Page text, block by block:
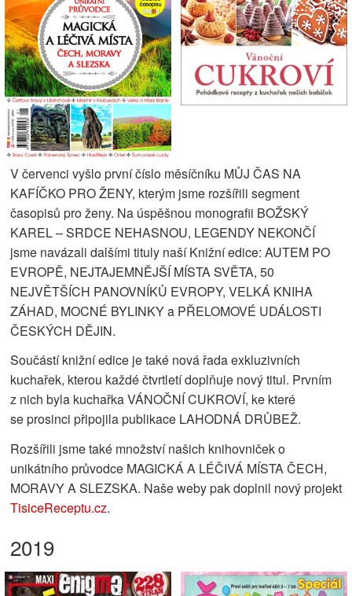
V červenci vyšlo první číslo měsíčníku MŮJ ČAS NA
KAFÍČKO PRO ŽENY, kterým jsme rozšířili segment
časopisů pro ženy. Na úspěšnou monografii BOŽSKÝ
KAREL – SRDCE NEHASNOU, LEGENDY NEKONČÍ
jsme navázali dalšími tituly naší Knižní edice: AUTEM PO
EVROPĚ, NEJTAJEMNĚJŠÍ MÍSTA SVĚTA, 50
NEJVĚTŠÍCH PANOVNÍKŮ EVROPY, VELKÁ KNIHA
ZÁHAD, MOCNÉ BYLINKY a PŘELOMOVÉ UDÁLOSTI
ČESKÝCH DĚJIN.
Součástí knižní edice je také nová řada exkluzivních
kuchařek, kterou každé čtvrtletí doplňuje nový titul. Prvním
z nich byla kuchařka VÁNOČNÍ CUKROVÍ, ke které
se prosinci připojila publikace LAHODNÁ DRŮBEŽ.
Rozšířili jsme také množství našich knihovniček o
unikátního průvodce MAGICKÁ A LÉČIVÁ MÍSTA ČECH,
MORAVY A SLEZSKA. Naše weby pak doplnil nový projekt
TisiceReceptu.cz.
2019